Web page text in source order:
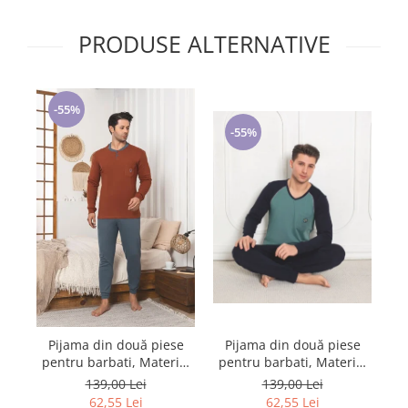
PRODUSE ALTERNATIVE
-55%
Pijama din două piese
pentru barbati, Material
bumbac Berf2005
139,00 Lei
62,55 Lei
-55%
Pijama din două piese
pentru barbati, Material
bumbac Lycra Baki908
139,00 Lei
62,55 Lei